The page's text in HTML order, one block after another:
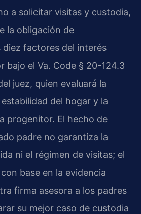
a solicitar visitas y custodia,
la obligación de
diez factores del interés
bajo el Va. Code § 20-124.3
juez, quien evaluará la
del hogar y la
progenitor. El hecho de
padre no garantiza la
ni el régimen de visitas; el
base en la evidencia
firma asesora a los padres
su mejor caso de custodia